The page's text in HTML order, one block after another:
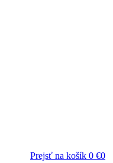
Prejsť na košík 0 €0